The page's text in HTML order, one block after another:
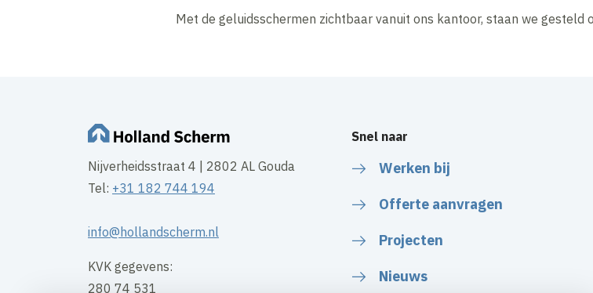
Met de geluidsschermen zichtbaar vanuit ons kantoor, staan we gesteld
Nijverheidsstraat 4 | 2802 AL Gouda
Tel: +31 182 744 194
info@hollandscherm.nl
KVK gegevens:
280 74 531
Snel naar
Werken bij
Offerte aanvragen
Projecten
Nieuws